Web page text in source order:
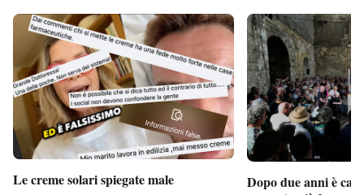
Le creme solari spiegate male
Dopo due anni è